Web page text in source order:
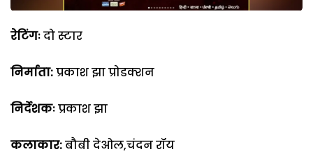
रेटिंगःदो स्टार
निर्माता:प्रकाश झा प्रोडक्शन
निर्देशकःप्रकाश झा
कलाकार:बौबी देओल,चंदन रॉय